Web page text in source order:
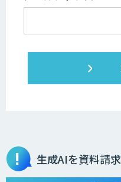
生成AIを資料請求